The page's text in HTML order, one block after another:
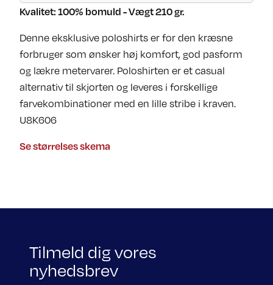
Kvalitet: 100% bomuld - Vægt 210 gr.
Denne eksklusive poloshirts er for den kræsne
forbruger som ønsker høj komfort, god pasform
og lækre metervarer. Poloshirten er et casual
alternativ til skjorten og leveres i forskellige
farvekombinationer med en lille stribe i kraven.
U8K606
Se størrelses skema
Tilmeld dig vores
nyhedsbrev